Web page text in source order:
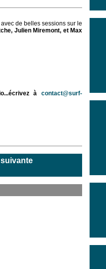
avec de belles sessions sur le
Julien Miremont, et Max
à
contact@surf-